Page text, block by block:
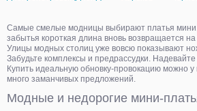
Самые смелые модницы выбирают платья мини.
забытья короткая длина вновь возвращается
Улицы модных столиц уже вовсю показывают
Забудьте комплексы и предрассудки.
Купить идеальную обновку-провокацию можно у
много заманчивых предложений.
Модные и недорогие мини-